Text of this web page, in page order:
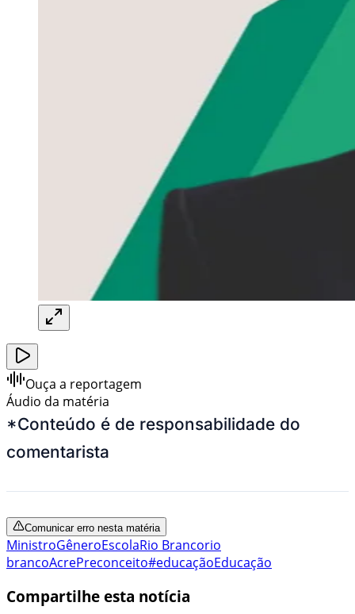
Ouça a reportagem
Áudio da matéria
*Conteúdo é de responsabilidade do
comentarista
Comunicar erro nesta matéria
MinistroGêneroEscolaRio Brancorio
brancoAcrePreconceito#educaçãoEducação
Compartilhe esta notícia